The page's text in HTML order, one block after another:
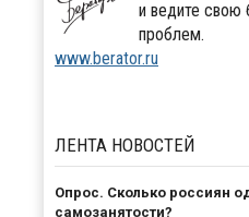
и ведите свою
проблем.
www.berator.ru
ЛЕНТА НОВОСТЕЙ
Опрос. Сколько россиян
самозанятости?